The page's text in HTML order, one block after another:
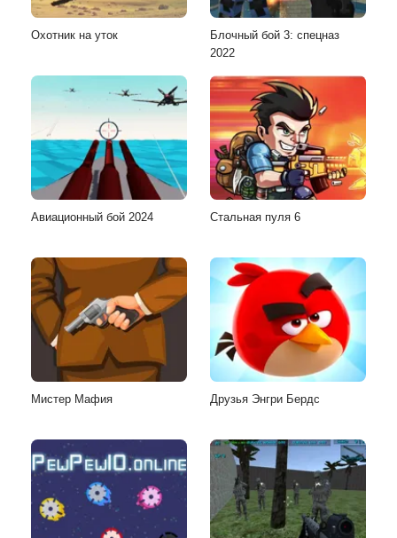
Охотник на уток
Блочный бой 3: спецназ
2022
Авиационный бой 2024 Стальная пуля 6
Мистер Мафия Друзья Энгри Бердс